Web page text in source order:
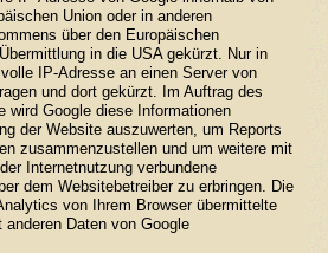
Union oder in anderen
über den Europäischen
in die USA gekürzt. Nur in
IP-Adresse an einen Server von
und dort gekürzt. Im Auftrag des
wird Google diese Informationen
der Website auszuwerten, um Reports
zusammenzustellen und um weitere mit
Internetnutzung verbundene
dem Websitebetreiber zu erbringen. Die
von Ihrem Browser übermittelte
anderen Daten von Google